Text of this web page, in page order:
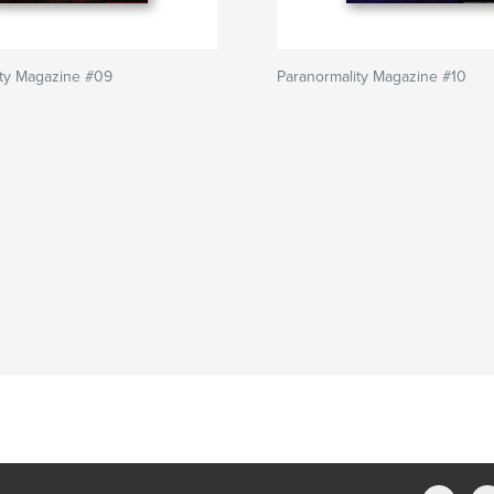
Magazine #09 Paranormality Magazine #10